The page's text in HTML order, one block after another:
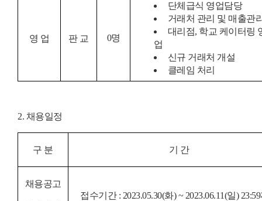
영 업 판 교 0명
단체급식 영업담당
거래처 관리 및 매출관
대리점, 학교 케이터링
업
신규 거래처 개설
클레임 처리
2. 채용일정
구 분 기 간
채용공고
접수기간 : 2023.05.30(화) ~ 2023.06.11(일) 23:59